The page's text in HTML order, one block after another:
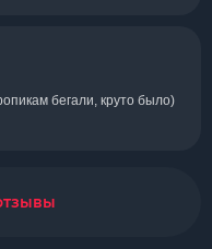
бегали, круто было)